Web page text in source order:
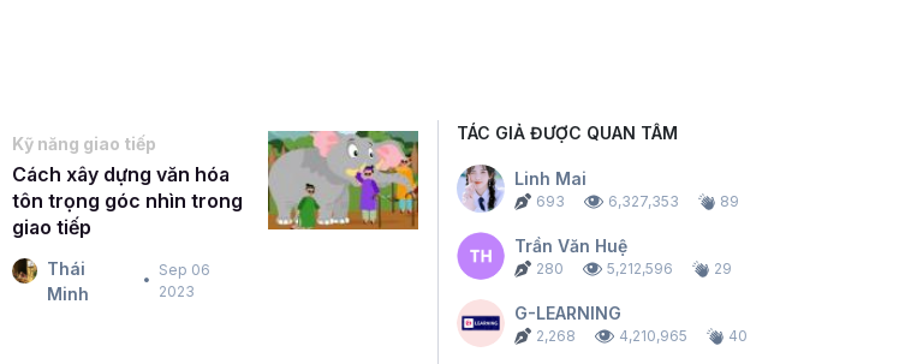
Kỹ năng giao tiếp
Cách xây dựng văn hóa
tôn trọng góc nhìn trong
giao tiếp
Thái
Minh
Sep 06
2023
TÁC GIẢ ĐƯỢC QUAN TÂM
Linh Mai
693 6,327,353 89
Trần Văn Huệ
280 5,212,596 29
G-LEARNING
2,268 4,210,965 40